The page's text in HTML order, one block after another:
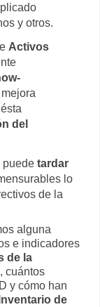
y otros.
Activos
del
puede tardar
lo
de la
alguna
e indicadores
de la
cuántos
y cómo han
Inventario de